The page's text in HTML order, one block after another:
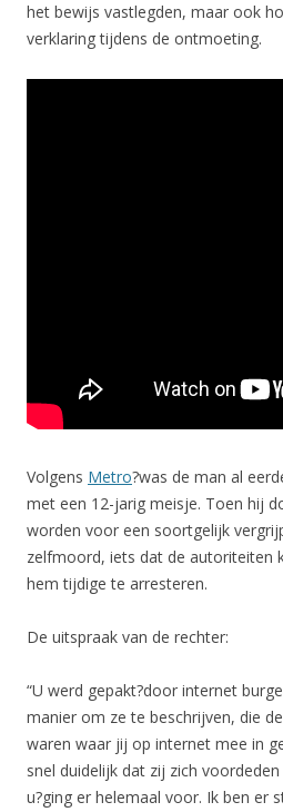
het bewijs vastlegden, maar ook
verklaring tijdens de ontmoeting.
Volgens Metro?was de man al
met een 12-jarig meisje. Toen hij
worden voor een soortgelijk
zelfmoord, iets dat de autoriteiten
hem tijdige te arresteren.
De uitspraak van de rechter:
“U werd gepakt?door internet
manier om ze te beschrijven, die
waren waar jij op internet mee in
snel duidelijk dat zij zich
u?ging er helemaal voor. Ik ben er